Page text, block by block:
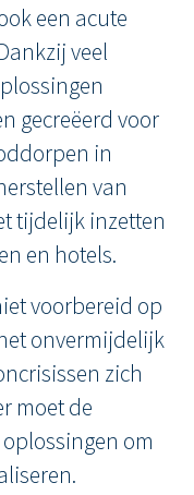
een acute
veel
gecreëerd voor
in
van
tijdelijk inzetten
en hotels.
voorbereid op
onvermijdelijk
zich
moet de
om